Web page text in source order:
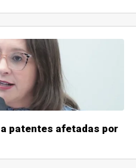
patentes afetadas por